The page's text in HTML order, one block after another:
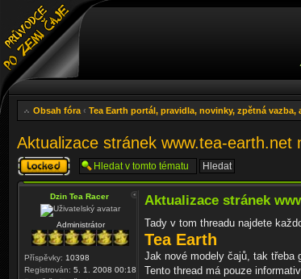
Obsah fóra ‹ Tea Earth portál, pravidla, novinky, zpětná
Aktualizace stránek www.tea-earth.net
Téma
uzamknuto
Dzin Tea Racer
Administrátor
Příspěvky: 10398
Registrován: 5. 1. 2008 00:18
Aktualizace stránek
Tady v tom threadu najdete
Tea Earth
Jak nové modely čajů, tak třeba
Tento thread má pouze